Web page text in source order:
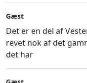
Gæst
Det er en del af
revet nok af det
det har